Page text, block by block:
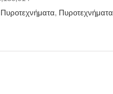
, Πυροτεχνήματα